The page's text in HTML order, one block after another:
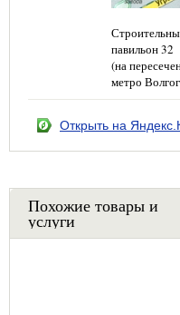
павильон 32
(на
метро
Открыть на
Похожие товары и
услуги